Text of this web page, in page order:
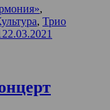
,
, Трио
22.03.2021